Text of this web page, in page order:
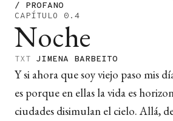
/ PROFANO
CAPÍTULO 0.4
Noche
TXT JIMENA BARBEITO
Y si ahora que soy viejo paso mis
es porque en ellas la vida es
ciudades disimulan el cielo. Allá,